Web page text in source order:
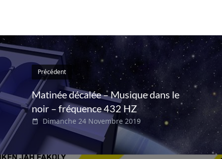
Précédent
Matinée décalée – Musique dans le
noir – fréquence 432 HZ
Dimanche 24 Novembre 2019